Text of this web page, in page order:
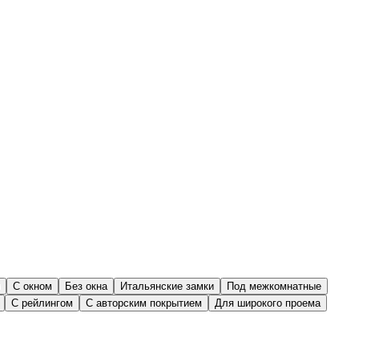
С окном Без окна Итальянские замки
Под межкомнатные
С рейлингом С авторским покрытием
Для широкого проема